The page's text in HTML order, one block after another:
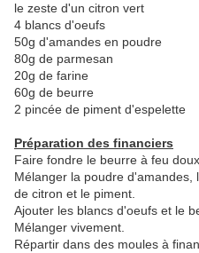
le zeste d'un citron vert
4 blancs d'oeufs
50g d'amandes en poudre
80g de parmesan
20g de farine
60g de beurre
2 pincée de piment d'espelette
Préparation des financiers
Faire fondre le beurre à feu
Mélanger la poudre
de citron et le piment.
Ajouter les blancs d'oeufs et le
Mélanger vivement.
Répartir dans des moules à